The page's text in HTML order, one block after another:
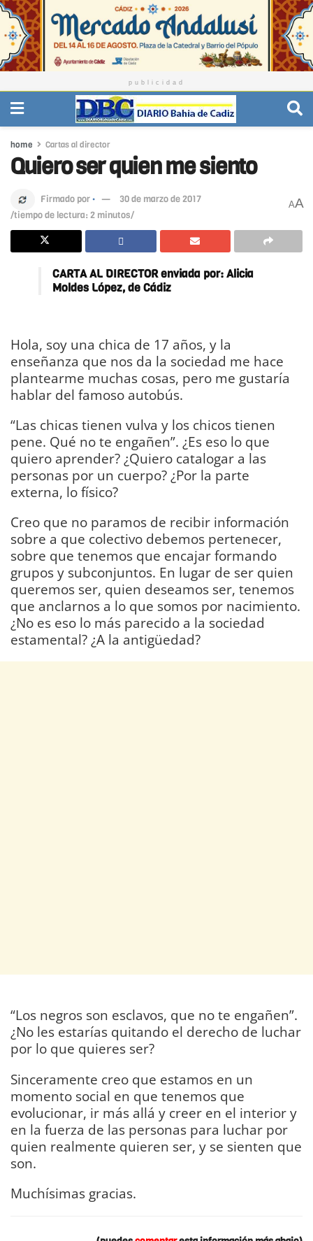
publicidad
home Cartas al director
Quiero ser quien me siento
Firmado por ·
30 de marzo de 2017
/tiempo de lectura: 2 minutos/
AA
CARTA AL DIRECTOR enviada por: Alicia
Moldes López, de Cádiz
Hola, soy una chica de 17 años, y la
enseñanza que nos da la sociedad me hace
plantearme muchas cosas, pero me gustaría
hablar del famoso autobús.
“Las chicas tienen vulva y los chicos tienen
pene. Qué no te engañen”. ¿Es eso lo que
quiero aprender? ¿Quiero catalogar a las
personas por un cuerpo? ¿Por la parte
externa, lo físico?
Creo que no paramos de recibir información
sobre a que colectivo debemos pertenecer,
sobre que tenemos que encajar formando
grupos y subconjuntos. En lugar de ser quien
queremos ser, quien deseamos ser, tenemos
que anclarnos a lo que somos por nacimiento.
¿No es eso lo más parecido a la sociedad
estamental? ¿A la antigüedad?
“Los negros son esclavos, que no te engañen”.
¿No les estarías quitando el derecho de luchar
por lo que quieres ser?
Sinceramente creo que estamos en un
momento social en que tenemos que
evolucionar, ir más allá y creer en el interior y
en la fuerza de las personas para luchar por
quien realmente quieren ser, y se sienten que
son.
Muchísimas gracias.